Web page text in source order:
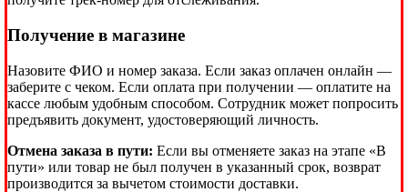
Получение в магазине
Назовите ФИО и номер заказа. Если заказ оплачен онлайн —
заберите с чеком. Если оплата при получении — оплатите на
кассе любым удобным способом. Сотрудник может попросить
предъявить документ, удостоверяющий личность.
Отмена заказа в пути: Если вы отменяете заказ на этапе «В
пути» или товар не был получен в указанный срок, возврат
производится за вычетом стоимости доставки.